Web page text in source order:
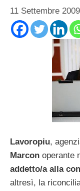
11 Settembre 2009
Lavoropiu,
Marcon operante
addetto/a alla
altresì, la